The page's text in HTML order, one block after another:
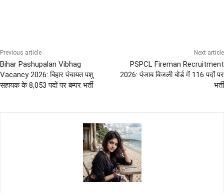
Previous article
Bihar Pashupalan Vibhag
Vacancy 2026: बिहार पंचायत पशु
सहायक के 8,053 पदों पर बम्पर भर्ती
Next article
PSPCL Fireman Recruitment
2026: पंजाब बिजली बोर्ड में 116 पदों पर
भर्ती